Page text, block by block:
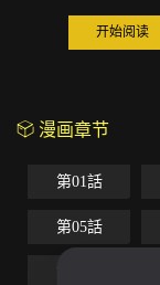
开始阅读
漫画章节
第01話
第05話